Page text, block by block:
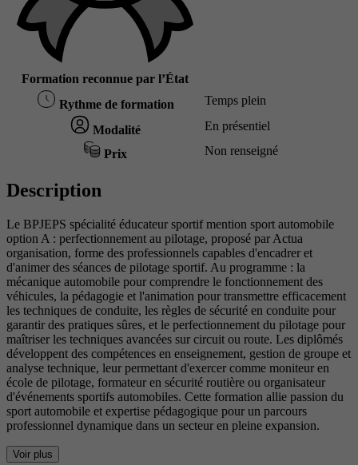
Formation reconnue par l’État
Rythme de formation Temps plein
Modalité En présentiel
Prix Non renseigné
Description
Le BPJEPS spécialité éducateur sportif mention sport automobile
option A : perfectionnement au pilotage, proposé par Actua
organisation, forme des professionnels capables d'encadrer et
d'animer des séances de pilotage sportif. Au programme : la
mécanique automobile pour comprendre le fonctionnement des
véhicules, la pédagogie et l'animation pour transmettre efficacement
les techniques de conduite, les règles de sécurité en conduite pour
garantir des pratiques sûres, et le perfectionnement du pilotage pour
maîtriser les techniques avancées sur circuit ou route. Les diplômés
développent des compétences en enseignement, gestion de groupe et
analyse technique, leur permettant d'exercer comme moniteur en
école de pilotage, formateur en sécurité routière ou organisateur
d'événements sportifs automobiles. Cette formation allie passion du
sport automobile et expertise pédagogique pour un parcours
professionnel dynamique dans un secteur en pleine expansion.
Voir plus